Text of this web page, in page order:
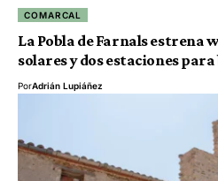
COMARCAL
La Pobla de Farnals
solares y dos estaciones
PorAdrián Lupiáñez